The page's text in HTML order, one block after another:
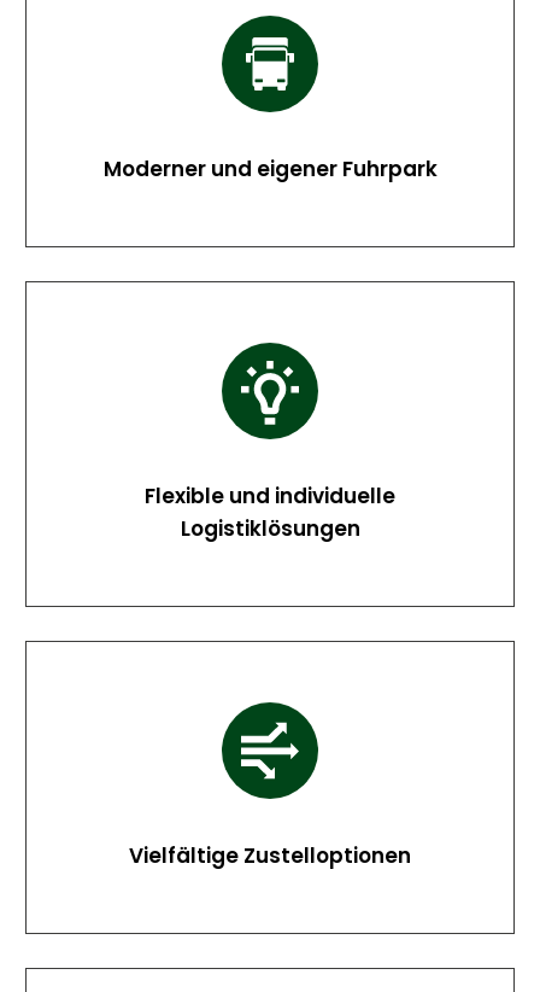
Moderner und eigener Fuhrpark
Flexible und individuelle
Logistiklösungen
Vielfältige Zustelloptionen